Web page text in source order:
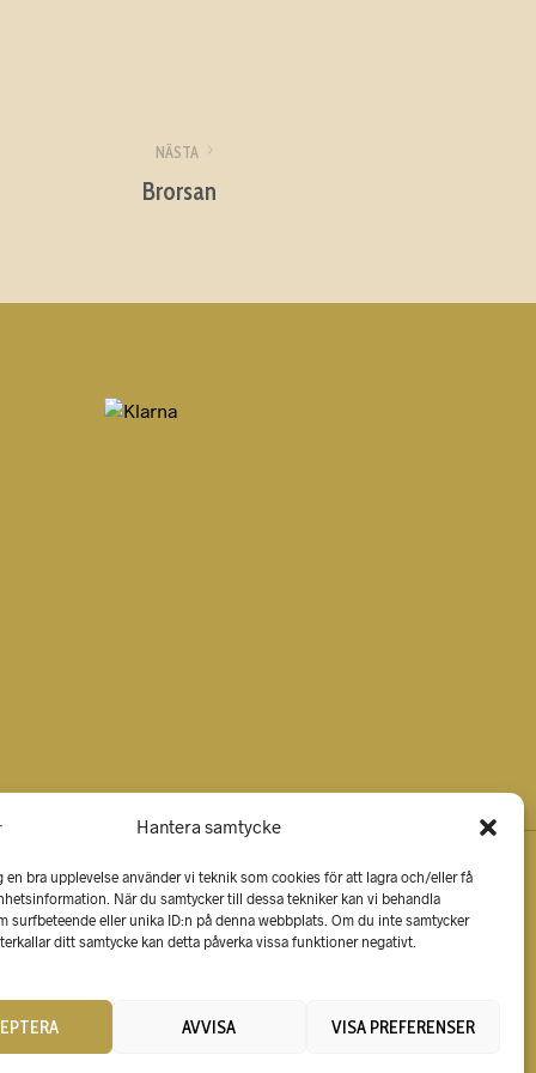
Hantera samtycke
en bra upplevelse använder vi teknik som cookies för att lagra och/eller få
När du samtycker till dessa tekniker kan vi behandla
surfbeteende eller unika ID:n på denna webbplats. Om du inte samtycker
ditt samtycke kan detta påverka vissa funktioner negativt.
AVVISA VISA PREFERENSER
NÄSTA
Brorsan